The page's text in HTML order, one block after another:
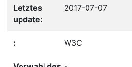
2017-07-07
W3C